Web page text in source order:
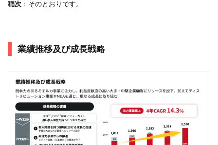
稲次 ：そのとおりです。
業績推移及び成⻑戦略